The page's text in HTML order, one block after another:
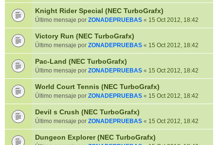
Knight Rider Special (NEC TurboGrafx)
Último mensaje por ZONADEPRUEBAS « 15 Oct 2012, 18:42
Victory Run (NEC TurboGrafx)
Último mensaje por ZONADEPRUEBAS « 15 Oct 2012, 18:42
Pac-Land (NEC TurboGrafx)
Último mensaje por ZONADEPRUEBAS « 15 Oct 2012, 18:42
World Court Tennis (NEC TurboGrafx)
Último mensaje por ZONADEPRUEBAS « 15 Oct 2012, 18:42
Devil s Crush (NEC TurboGrafx)
Último mensaje por ZONADEPRUEBAS « 15 Oct 2012, 18:42
Dungeon Explorer (NEC TurboGrafx)